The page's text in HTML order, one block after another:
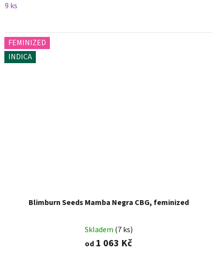
9 ks
FEMINIZED
INDICA
Blimburn Seeds Mamba Negra CBG, feminized
Skladem (7 ks)
od 1 063 Kč